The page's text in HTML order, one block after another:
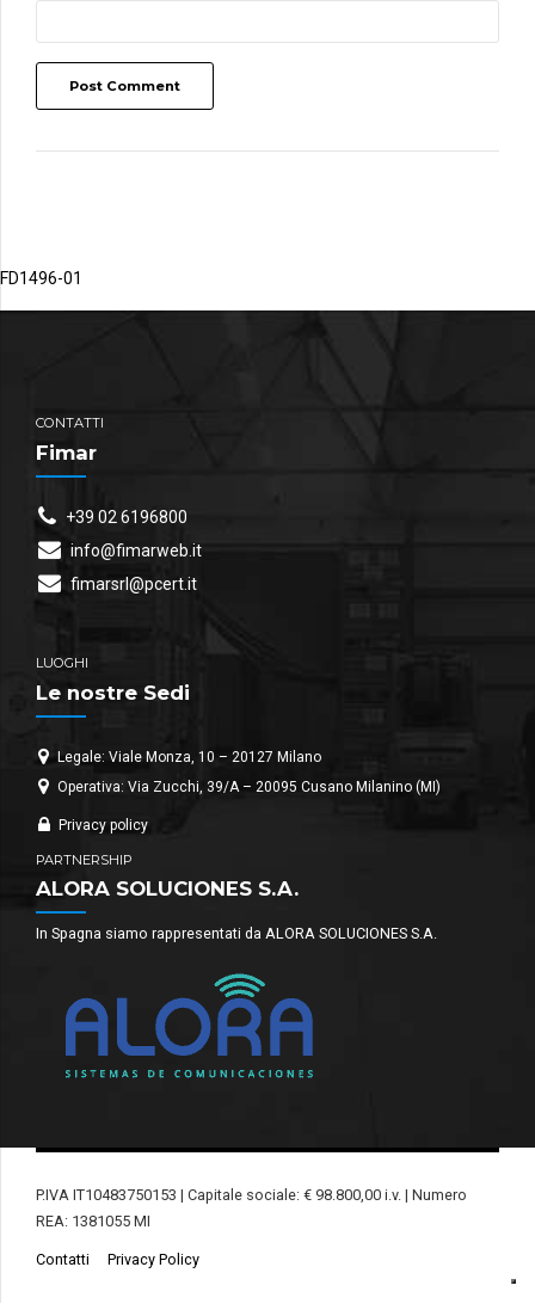
Post Comment
FD1496-01
CONTATTI
Fimar
+39 02 6196800
info@fimarweb.it
fimarsrl@pcert.it
LUOGHI
Le nostre Sedi
Legale: Viale Monza, 10 – 20127 Milano
Operativa: Via Zucchi, 39/A – 20095 Cusano Milanino (MI)
Privacy policy
PARTNERSHIP
ALORA SOLUCIONES S.A.
In Spagna siamo rappresentati da ALORA SOLUCIONES S.A.
P.IVA IT10483750153 | Capitale sociale: € 98.800,00 i.v. | Numero
REA: 1381055 MI
Contatti Privacy Policy